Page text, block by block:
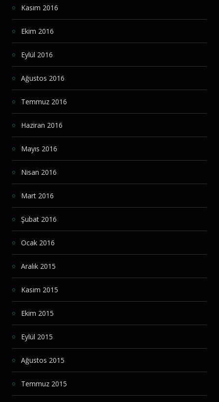
Kasım 2016
Ekim 2016
Eylül 2016
Ağustos 2016
Temmuz 2016
Haziran 2016
Mayıs 2016
Nisan 2016
Mart 2016
Şubat 2016
Ocak 2016
Aralık 2015
Kasım 2015
Ekim 2015
Eylül 2015
Ağustos 2015
Temmuz 2015